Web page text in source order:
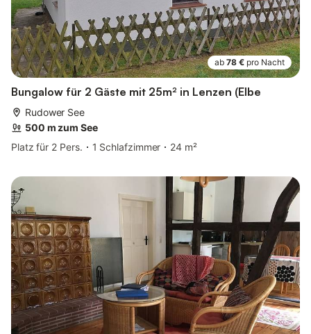
ab 78 € pro Nacht
Bungalow für 2 Gäste mit 25m² in Lenzen (Elbe
Rudower See
500 m zum See
Platz für 2 Pers.
1 Schlafzimmer 24 m²